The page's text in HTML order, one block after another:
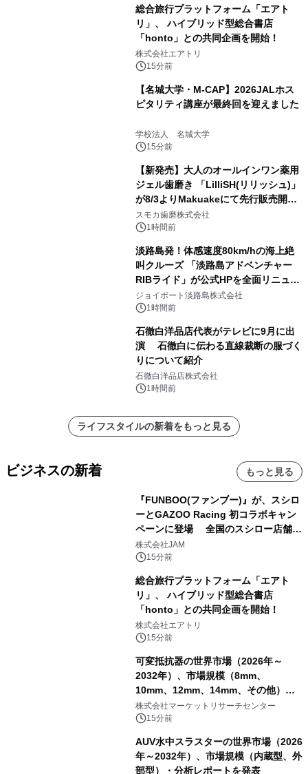
総合旅行プラットフォーム「エアト
リ」、 ハイブリッド型総合書店
「honto」との共同企画を開始！
株式会社エアトリ
15分前
【名城大学・M-CAP】2026JALホス
ピタリティ講座が最終回を迎えました
学校法人 名城大学
15分前
【新発売】大人のオールインワン薬用
ジェル歯磨き 「LilliSH(リリッシュ)」
が8/3よりMakuakeにて先行販売開
始！
スモカ歯磨株式会社
1時間前
淡路島発！体感速度80km/hの海上絶
叫クルーズ 「淡路島アドベンチャー
RIBライド」が公式HPを全面リニュー
アル！ ～スマホで即予約完了の「スマ
ート設計」へ刷新～
ジョイポート淡路島株式会社
1時間前
石徹白洋品店代表がテレビに9月に出
演 石徹白に伝わる直線裁断の服づく
りについて紹介
石徹白洋品店株式会社
1時間前
ライフスタイルの新着をもっと見る
ビジネスの新着 もっと見る
『FUNBOO(ファンブー)』が、スシロ
ーとGAZOO Racing 初コラボキャン
ペーンに登場 全国のスシロー店舗で
GR 4車種の FUNBOO(ミニカー)付き
メニューが展開されます
株式会社JAM
15分前
総合旅行プラットフォーム「エアト
リ」、 ハイブリッド型総合書店
「honto」との共同企画を開始！
株式会社エアトリ
15分前
可変抵抗器の世界市場（2026年～
2032年）、市場規模（8mm、
10mm、12mm、14mm、その他）・
分析レポートを発表
株式会社マーケットリサーチセンター
15分前
AUV水中スラスターの世界市場（2026
年～2032年）、市場規模（内蔵型、外
部型）・分析レポートを発表